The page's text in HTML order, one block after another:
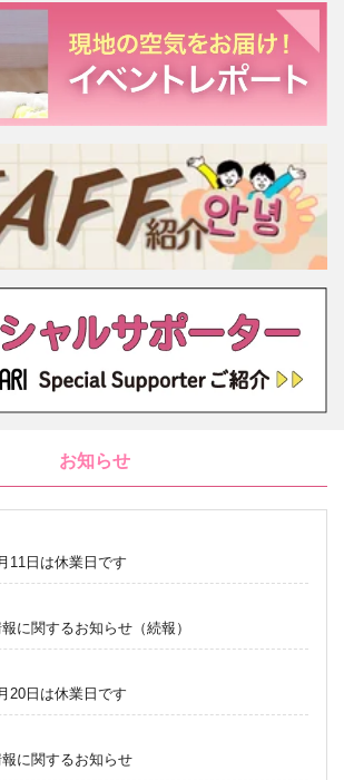
お知らせ
11日は休業日です
に関するお知らせ（続報）
20日は休業日です
報に関するお知らせ